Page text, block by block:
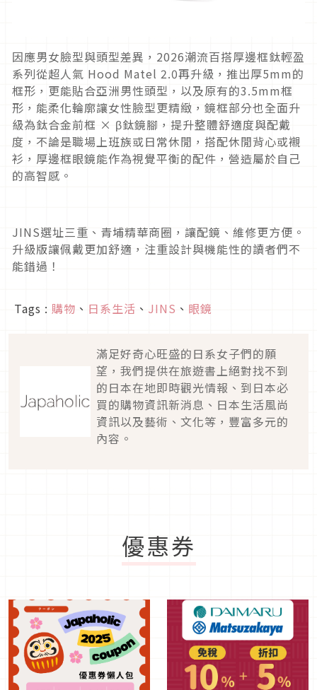
因應男女臉型與頭型差異，2026潮流百搭厚邊框鈦輕盈
系列從超人氣 Hood Matel 2.0再升級，推出厚5mm的
框形，更能貼合亞洲男性頭型，以及原有的3.5mm框
形，能柔化輪廓讓女性臉型更精緻，鏡框部分也全面升
級為鈦合金前框 × β鈦鏡腳，提升整體舒適度與配戴
度，不論是職場上班族或日常休閒，搭配休閒背心或襯
衫，厚邊框眼鏡能作為視覺平衡的配件，營造屬於自己
的高智感。
JINS選址三重、青埔精華商圈，讓配鏡、維修更方便。
升級版讓佩戴更加舒適，注重設計與機能性的讀者們不
能錯過！
Tags : 購物 、 日系生活 、 JINS 、 眼鏡
滿足好奇心旺盛的日系女子們的願
望，我們提供在旅遊書上絕對找不到
的日本在地即時觀光情報、到日本必
買的購物資訊新消息、日本生活風尚
資訊以及藝術、文化等，豐富多元的
內容。
優惠券